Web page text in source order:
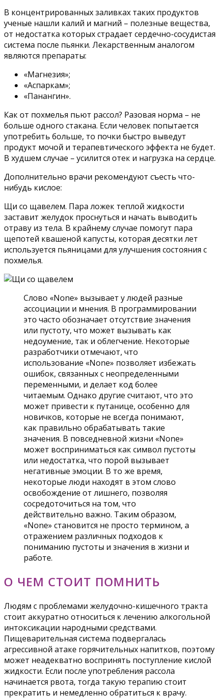
В концентрированных заливках таких продуктов
ученые нашли калий и магний – полезные вещества,
от недостатка которых страдает сердечно-сосудистая
система после пьянки. Лекарственным аналогом
являются препараты:
«Магнезия»;
«Аспаркам»;
«Панангин».
Как от похмелья пьют рассол? Разовая норма – не
больше одного стакана. Если человек попытается
употребить больше, то почки быстро выведут
продукт мочой и терапевтического эффекта не будет.
В худшем случае – усилится отек и нагрузка на сердце.
Дополнительно врачи рекомендуют съесть что-
нибудь кислое:
Щи со щавелем. Пара ложек теплой жидкости
заставит желудок проснуться и начать выводить
отраву из тела. В крайнему случае помогут пара
щепотей квашеной капусты, которая десятки лет
используется пьяницами для улучшения состояния с
похмелья.
Слово «None» вызывает у людей разные
ассоциации и мнения. В программировании
это часто обозначает отсутствие значения
или пустоту, что может вызывать как
недоумение, так и облегчение. Некоторые
разработчики отмечают, что
использование «None» позволяет избежать
ошибок, связанных с неопределенными
переменными, и делает код более
читаемым. Однако другие считают, что это
может привести к путанице, особенно для
новичков, которые не всегда понимают,
как правильно обрабатывать такие
значения. В повседневной жизни «None»
может восприниматься как символ пустоты
или недостатка, что порой вызывает
негативные эмоции. В то же время,
некоторые люди находят в этом слово
освобождение от лишнего, позволяя
сосредоточиться на том, что
действительно важно. Таким образом,
«None» становится не просто термином, а
отражением различных подходов к
пониманию пустоты и значения в жизни и
работе.
О ЧЕМ СТОИТ ПОМНИТЬ
Людям с проблемами желудочно-кишечного тракта
стоит аккуратно относиться к лечению алкогольной
интоксикации народными средствами.
Пищеварительная система подвергалась
агрессивной атаке горячительных напитков, поэтому
может неадекватно воспринять поступление кислой
жидкости. Если после употребления рассола
начинается рвота, тогда такую терапию стоит
прекратить и немедленно обратиться к врачу.